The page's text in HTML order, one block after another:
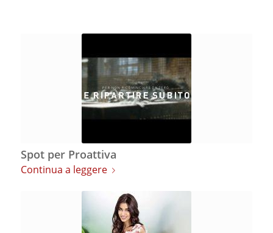
Spot per Proattiva
Continua a leggere